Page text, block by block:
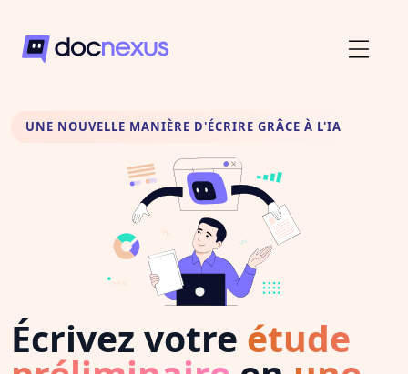
UNE NOUVELLE MANIÈRE D'ÉCRIRE GRÂCE À L'IA
Écrivez votre étude